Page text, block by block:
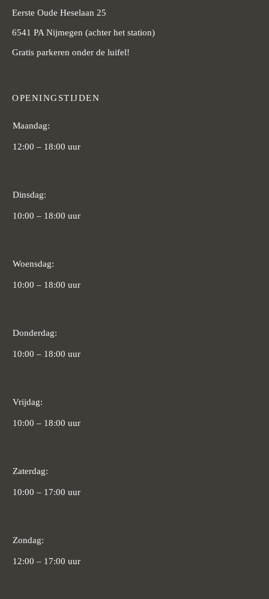
Eerste Oude Heselaan 25
6541 PA Nijmegen (achter het station)
Gratis parkeren onder de luifel!
OPENINGSTIJDEN
Maandag:
12:00 – 18:00 uur
Dinsdag:
10:00 – 18:00 uur
Woensdag:
10:00 – 18:00 uur
Donderdag:
10:00 – 18:00 uur
Vrijdag:
10:00 – 18:00 uur
Zaterdag:
10:00 – 17:00 uur
Zondag:
12:00 – 17:00 uur